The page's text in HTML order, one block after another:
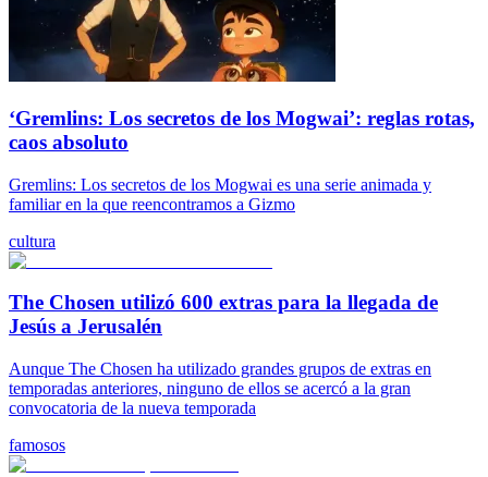
‘Gremlins: Los secretos de los Mogwai’: reglas rotas,
caos absoluto
Gremlins: Los secretos de los Mogwai es una serie animada y
familiar en la que reencontramos a Gizmo
cultura
The Chosen utilizó 600 extras para la llegada de
Jesús a Jerusalén
Aunque The Chosen ha utilizado grandes grupos de extras en
temporadas anteriores, ninguno de ellos se acercó a la gran
convocatoria de la nueva temporada
famosos